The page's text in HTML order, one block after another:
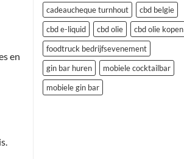
en
cadeaucheque turnhout
cbd belgie
cbd e-liquid
cbd olie
cbd olie kopen
foodtruck bedrijfsevenement
gin bar huren
mobiele cocktailbar
mobiele gin bar